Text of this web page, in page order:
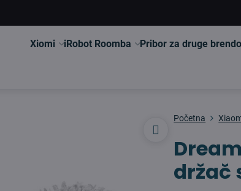
Xiomi iRobot Roomba Pribor za druge
Početna
držač